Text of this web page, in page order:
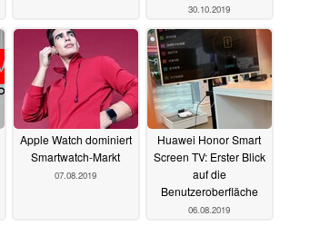
30.10.2019
Apple Watch dominiert
Smartwatch-Markt
07.08.2019
Huawei Honor Smart
Screen TV: Erster Blick
auf die
Benutzeroberfläche
06.08.2019